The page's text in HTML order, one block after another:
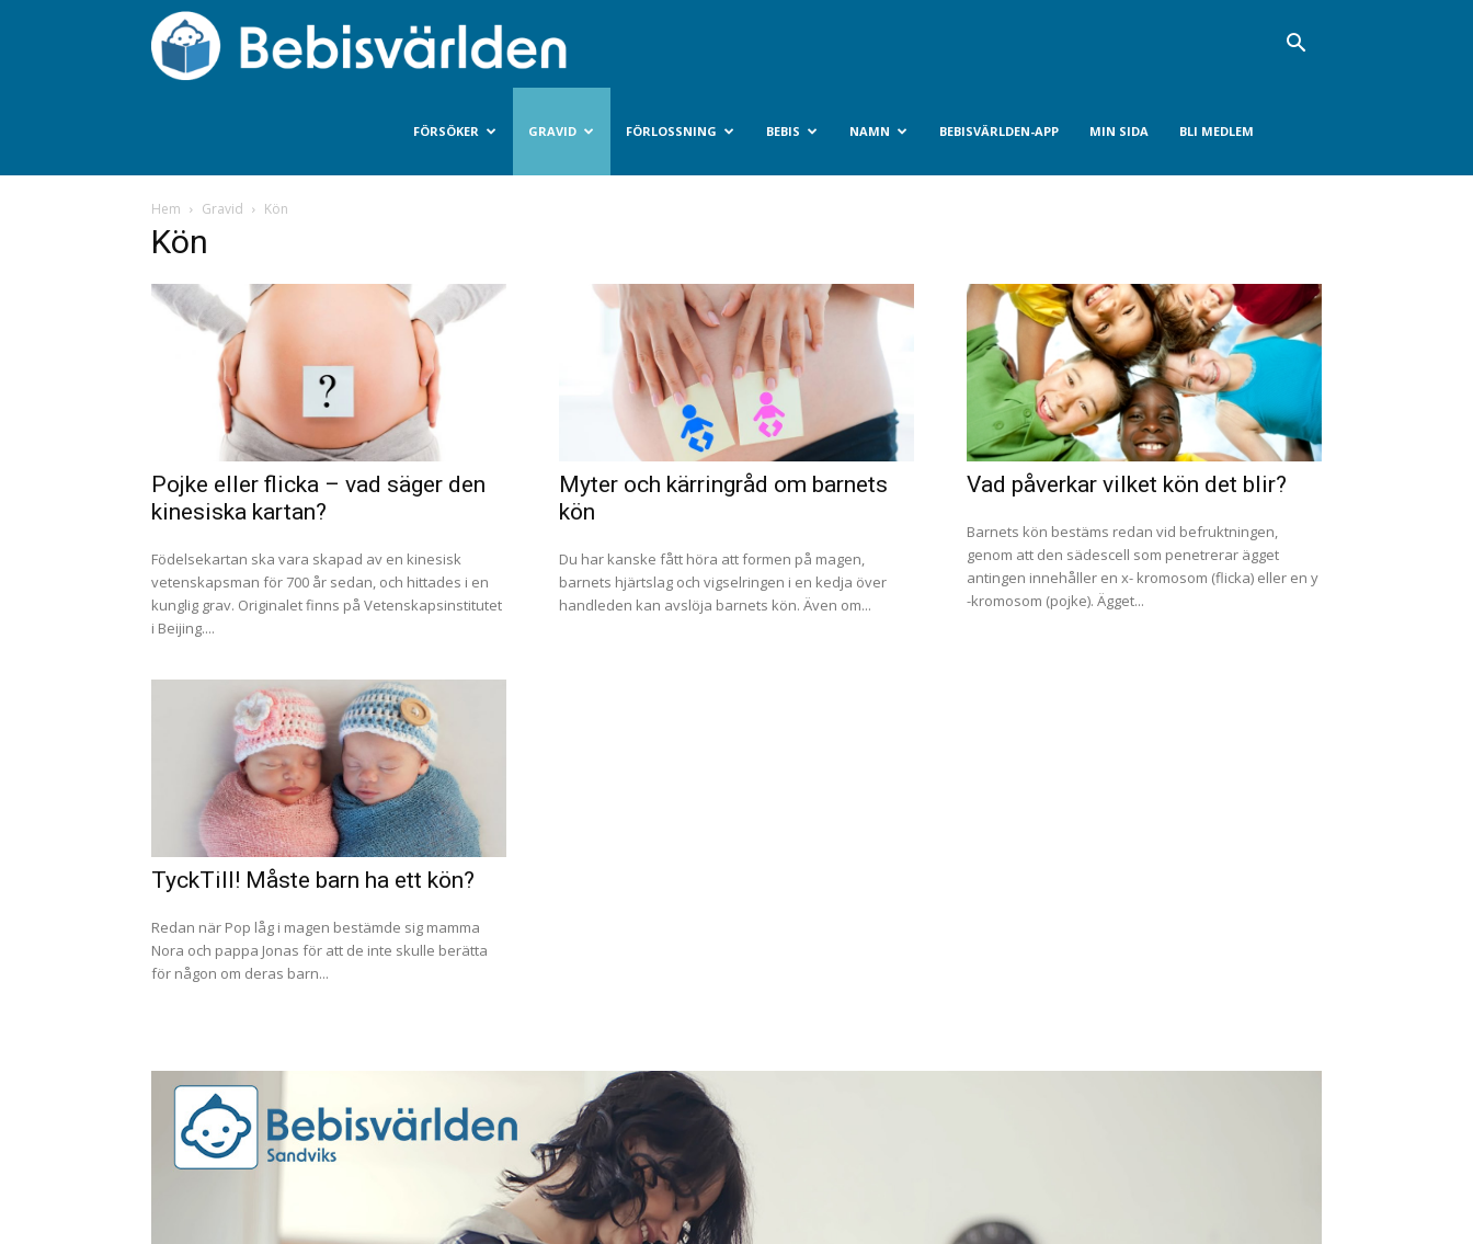
FÖRSÖKER GRAVID FÖRLOSSNING BEBIS NAMN BEBISVÄRLDEN-APP MIN SIDA BLI MEDLEM
Hem Gravid Kön
Kön
Pojke eller flicka – vad säger den
kinesiska kartan?
Födelsekartan ska vara skapad av en kinesisk
vetenskapsman för 700 år sedan, och hittades i en
kunglig grav. Originalet finns på Vetenskapsinstitutet
i Beijing....
Myter och kärringråd om barnets
kön
Du har kanske fått höra att formen på magen,
barnets hjärtslag och vigselringen i en kedja över
handleden kan avslöja barnets kön. Även om...
Vad påverkar vilket kön det blir?
Barnets kön bestäms redan vid befruktningen,
genom att den sädescell som penetrerar ägget
antingen innehåller en x- kromosom (flicka) eller en y
-kromosom (pojke). Ägget...
TyckTill! Måste barn ha ett kön?
Redan när Pop låg i magen bestämde sig mamma
Nora och pappa Jonas för att de inte skulle berätta
för någon om deras barn...